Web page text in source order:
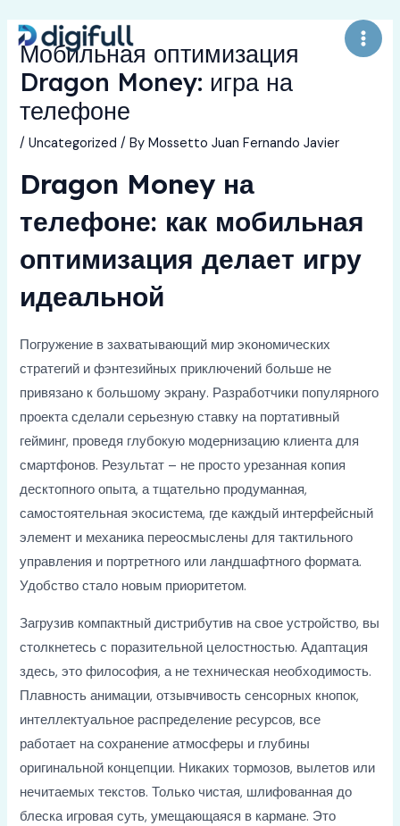
content
Main
Мобильная оптимизация
Dragon Money: игра на
телефоне
/Uncategorized / ByMossetto Juan Fernando Javier
Dragon Money на
телефоне: как мобильная
оптимизация делает игру
идеальной
Погружение в захватывающий мир экономических
стратегий и фэнтезийных приключений больше не
привязано к большому экрану. Разработчики популярного
проекта сделали серьезную ставку на портативный
гейминг, проведя глубокую модернизацию клиента для
смартфонов. Результат – не просто урезанная копия
десктопного опыта, а тщательно продуманная,
самостоятельная экосистема, где каждый интерфейсный
элемент и механика переосмыслены для тактильного
управления и портретного или ландшафтного формата.
Удобство стало новым приоритетом.
Загрузив компактный дистрибутив на свое устройство, вы
столкнетесь с поразительной целостностью. Адаптация
здесь, это философия, а не техническая необходимость.
Плавность анимации, отзывчивость сенсорных кнопок,
интеллектуальное распределение ресурсов, все
работает на сохранение атмосферы и глубины
оригинальной концепции. Никаких тормозов, вылетов или
нечитаемых текстов. Только чистая, шлифованная до
блеска игровая суть, умещающаяся в кармане. Это